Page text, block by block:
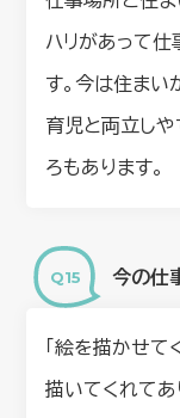
ハリがあって
す。今は住まい
育児と両立し
ろもあります。
今の仕
「絵を描かせて
描いてくれてあ